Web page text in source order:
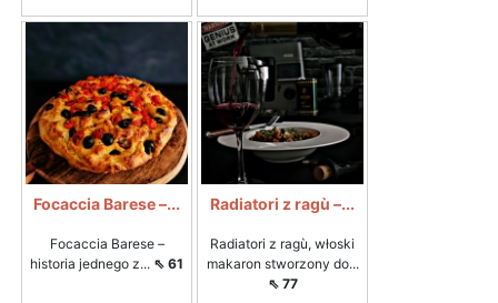
Focaccia Barese –...
Focaccia Barese –
historia jednego z... ⇖ 61
Radiatori z ragù –...
Radiatori z ragù, włoski
makaron stworzony do...
⇖ 77